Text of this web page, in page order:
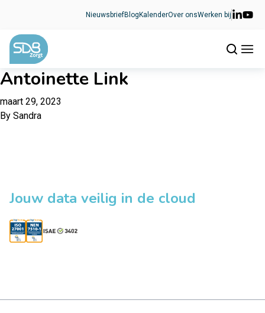
NieuwsbriefBlog KalenderOver onsWerken bij
Antoinette Link
maart 29, 2023
By Sandra
Jouw data veilig in de cloud